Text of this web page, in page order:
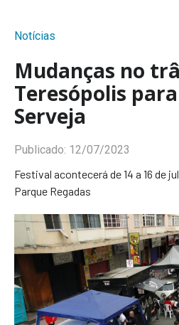
Notícias
Mudanças no
Teresópolis
Serveja
Publicado: 12/07/2023
Festival acontecerá de 14 a 16 de
Parque Regadas